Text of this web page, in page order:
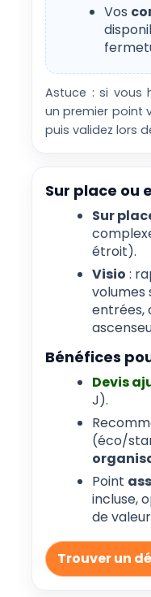
Vos
Astuce : si vous
un premier point
puis validez lors
Sur place ou
Sur
étroit).
Visio :
volumes
entrées,
Bénéfices
Devis
J).
(éco/
Point
incluse,
de
Trouver un